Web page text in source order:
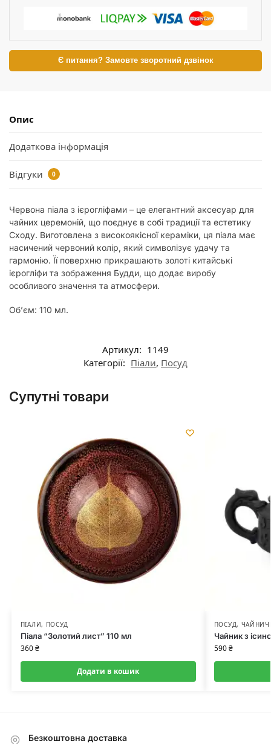
Є питання? Замовте зворотний дзвінок
Опис
Додаткова інформація
Відгуки 0
Червона піала з ієрогліфами – це елегантний аксесуар для
чайних церемоній, що поєднує в собі традиції та естетику
Сходу. Виготовлена з високоякісної кераміки, ця піала має
насичений червоний колір, який символізує удачу та
гармонію. Її поверхню прикрашають золоті китайські
ієрогліфи та зображення Будди, що додає виробу
особливого значення та атмосфери.
Об’єм: 110 мл.
Артикул: 1149
Категорії: Піали, Посуд
Супутні товари
ПІАЛИ, ПОСУД
Піала “Золотий лист” 110 мл
360₴
Додати в кошик
ПОСУД,
Чайник з
590₴
Безкоштовна доставка